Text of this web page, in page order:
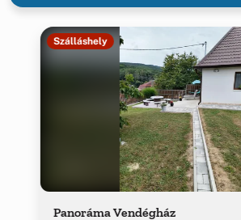
Szálláshely
Panoráma Vendégház